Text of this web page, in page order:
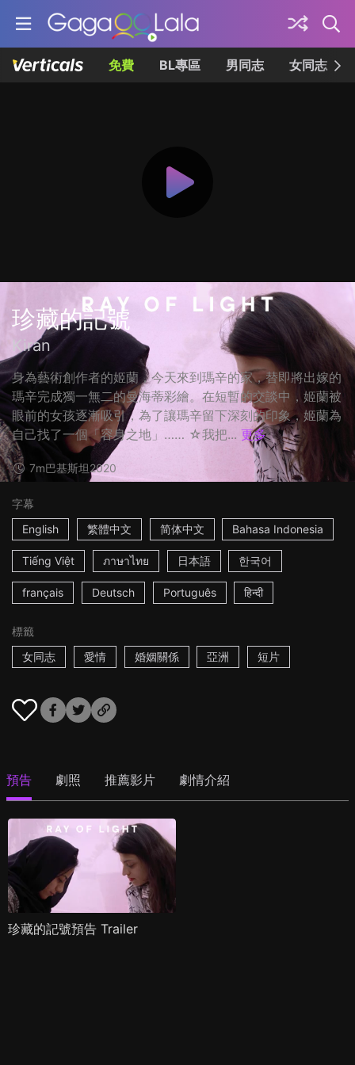
免費 BL專區 男同志 女同志
珍藏的記號
Kiran
身為藝術創作者的姬蘭，今天來到瑪辛的家，替即將出嫁的
瑪辛完成獨一無二的曼海蒂彩繪。在短暫的交談中，姬蘭被
眼前的女孩逐漸吸引，為了讓瑪辛留下深刻的印象，姬蘭為
自己找了一個「容身之地」…… ☆我把... 更多
7m巴基斯坦2020
字幕
English
繁體中文 简体中文 Bahasa Indonesia
Tiếng Việt ภาษาไทย 日本語 한국어
français Deutsch Português हिन्दी
標籤
女同志
愛情 婚姻關係 亞洲 短片
預告 劇照 推薦影片 劇情介紹
珍藏的記號預告 Trailer